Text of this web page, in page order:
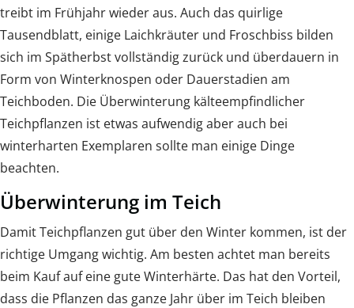
treibt im Frühjahr wieder aus. Auch das quirlige
Tausendblatt, einige Laichkräuter und Froschbiss bilden
sich im Spätherbst vollständig zurück und überdauern in
Form von Winterknospen oder Dauerstadien am
Teichboden. Die Überwinterung kälteempfindlicher
Teichpflanzen ist etwas aufwendig aber auch bei
winterharten Exemplaren sollte man einige Dinge
beachten.
Überwinterung im Teich
Damit Teichpflanzen gut über den Winter kommen, ist der
richtige Umgang wichtig. Am besten achtet man bereits
beim Kauf auf eine gute Winterhärte. Das hat den Vorteil,
dass die Pflanzen das ganze Jahr über im Teich bleiben